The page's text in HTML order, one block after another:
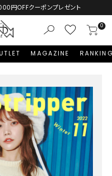
円OFFクーポンプレゼント
0
MAGAZINE